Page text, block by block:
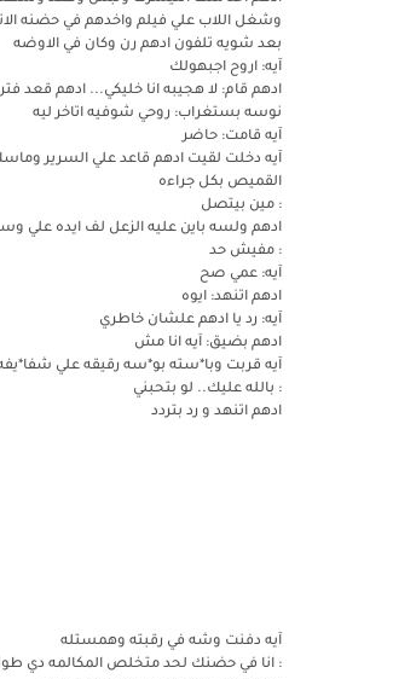
وشغل اللاب علي فيلم واخدهم في حضنه
بعد شويه تلفون ادهم رن وكان في الاوضه
آيه: اروح اجبهولك
ادهم قام: لا هجيبه انا خليكي... ادهم قعد
نوسه بستغراب: روحي شوفيه اتاخر ليه
آيه قامت: حاضر
آيه دخلت لقيت ادهم قاعد علي السرير
القميص بكل جراءه
: مين بيتصل
ادهم ولسه باين عليه الزعل لف ايده علي
: مفيش حد
آيه: عمي صح
ادهم اتنهد: ايوه
آيه: رد يا ادهم علشان خاطري
ادهم بضيق: آيه انا مش
آيه قربت وبا*سته بو*سه رقيقه علي
: بالله عليك.. لو بتحبني
ادهم اتنهد و رد بتردد
آيه دفنت وشه في رقبته وهمستله
: انا في حضنك لحد متخلص المكالمه دي